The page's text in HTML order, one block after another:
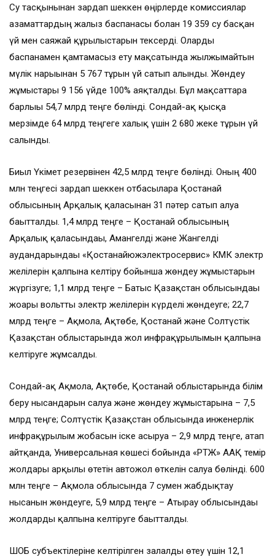
Су тасқынынан зардап шеккен өңірлерде комиссиялар
азаматтардың жалғыз баспанасы болған 19 359 су басқан
үй мен саяжай құрылыстарын тексерді. Оларды
баспанамен қамтамасыз ету мақсатында жылжымайтын
мүлік нарығынан 5 767 тұрғын үй сатып алынды. Жөндеу
жұмыстары 9 156 үйде 100% аяқталды. Бұл мақсаттарға
барлығы 54,7 млрд теңге бөлінді. Сондай-ақ қысқа
мерзімде 64 млрд теңгеге халық үшін 2 680 жеке тұрғын үй
салынды.
Биыл Үкімет резервінен 42,5 млрд теңге бөлінді. Оның 400
млн теңгесі зардап шеккен отбасыларға Қостанай
облысының Арқалық қаласынан 31 пәтер сатып алуға
бағытталды. 1,4 млрд теңге – Қостанай облысының
Арқалық қаласындағы, Амангелді және Жангелді
аудандарындағы «Қостанайюжэлектросервис» КМК электр
желілерін қалпына келтіру бойынша жөндеу жұмыстарын
жүргізуге; 1,1 млрд теңге – Батыс Қазақстан облысындағы
жоғары вольтты электр желілерін күрделі жөндеуге; 22,7
млрд теңге – Ақмола, Ақтөбе, Қостанай және Солтүстік
Қазақстан облыстарында жол инфрақұрылымын қалпына
келтіруге жұмсалды.
Сондай-ақ Ақмола, Ақтөбе, Қостанай облыстарында білім
беру нысандарын салуға және жөндеу жұмыстарына – 7,5
млрд теңге; Солтүстік Қазақстан облысында инженерлік
инфрақұрылым жобасын іске асыруға – 2,9 млрд теңге, атап
айтқанда, Универсальная көшесі бойында «РТЖ» ААҚ темір
жолдары арқылы өтетін автожол өткелін салуға бөлінді. 600
млн теңге – Ақмола облысында 7 сумен жабдықтау
нысанын жөндеуге, 5,9 млрд теңге – Атырау облысындағы
жолдарды қалпына келтіруге бағытталды.
ШОБ субъектілеріне келтірілген залалды өтеу үшін 12,1